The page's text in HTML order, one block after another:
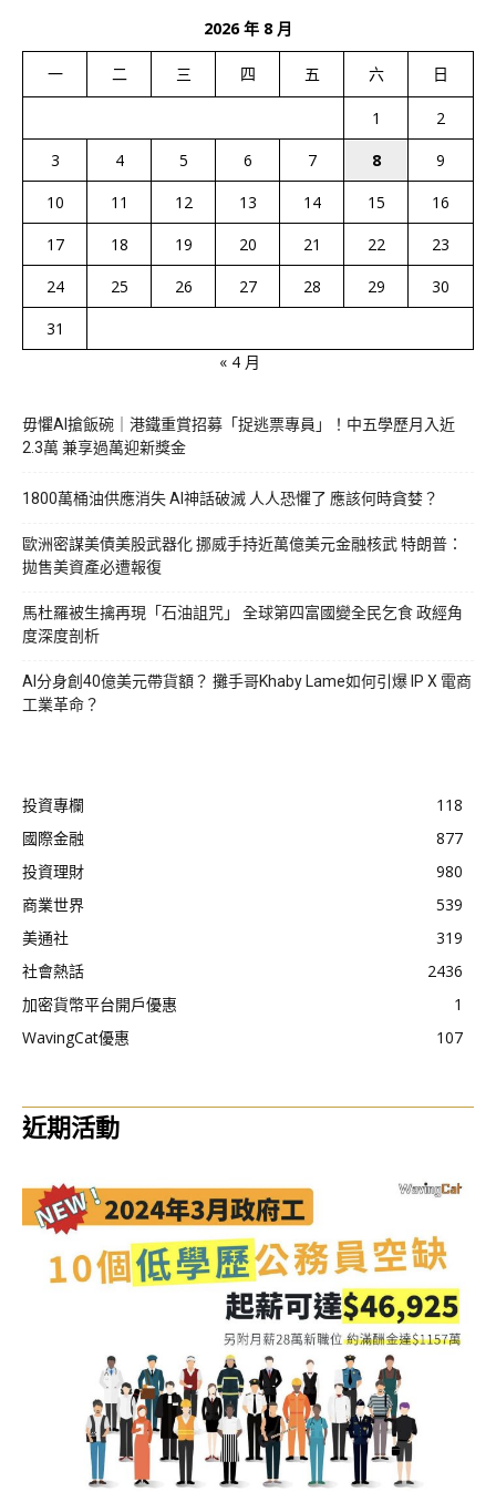
2026 年 8 月
一 二 三 四 五 六 日
1
2
3
4 5 6 7 8
9
10
11 12 13 14 15
16
17
18 19 20 21 22
23
24
25 26 27 28 29
30
31
« 4 月
毋懼AI搶飯碗｜港鐵重賞招募「捉逃票專員」！中五學歷月入近
2.3萬 兼享過萬迎新獎金
1800萬桶油供應消失 AI神話破滅 人人恐懼了 應該何時貪婪？
歐洲密謀美債美股武器化 挪威手持近萬億美元金融核武 特朗普：
拋售美資產必遭報復
馬杜羅被生擒再現「石油詛咒」 全球第四富國變全民乞食 政經角
度深度剖析
AI分身創40億美元帶貨額？ 攤手哥Khaby Lame如何引爆 IP X 電商
工業革命？
投資專欄
118
國際金融
877
投資理財
980
商業世界
539
美通社
319
社會熱話
2436
加密貨幣平台開戶優惠
1
WavingCat優惠
107
近期活動